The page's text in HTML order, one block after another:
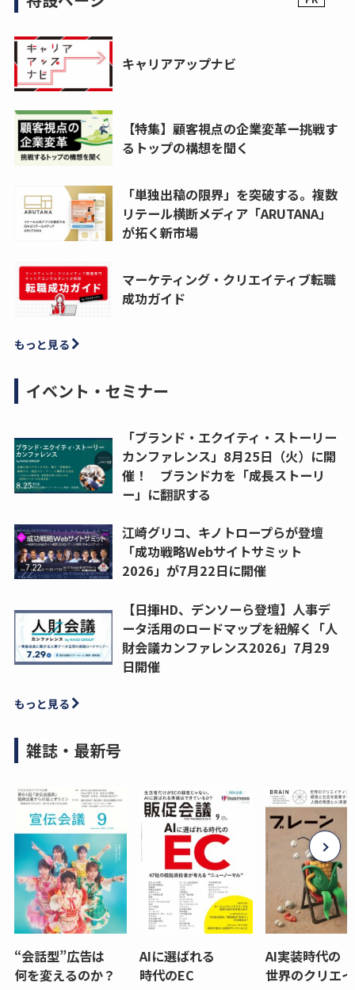
キャリアアップナビ
【特集】顧客視点の企業変革ー挑戦す
るトップの構想を聞く
「単独出稿の限界」を突破する。複数
リテール横断メディア「ARUTANA」
が拓く新市場
マーケティング・クリエイティブ転職
成功ガイド
もっと見る
イベント・セミナー
「ブランド・エクイティ・ストーリー
カンファレンス」8月25日（火）に開
催！ ブランド力を「成長ストーリ
ー」に翻訳する
江崎グリコ、キノトロープらが登壇
「成功戦略Webサイトサミット
2026」が7月22日に開催
【日揮HD、デンソーら登壇】人事デ
ータ活用のロードマップを紐解く「人
財会議カンファレンス2026」7月29
日開催
もっと見る
雑誌・最新号
“会話型”広告は
何を変えるのか？
AIに選ばれる
時代のEC
AI実装時代の
世界のクリエ